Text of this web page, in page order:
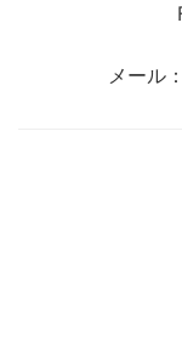
メール：